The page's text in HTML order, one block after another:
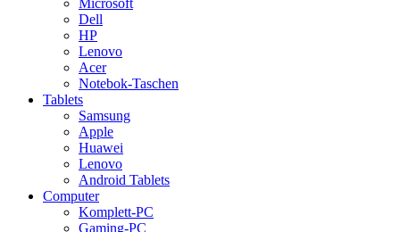
Microsoft
Dell
HP
Lenovo
Acer
Notebok-Taschen
Tablets
Samsung
Apple
Huawei
Lenovo
Android Tablets
Computer
Komplett-PC
Gaming-PC